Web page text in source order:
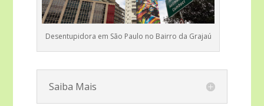
Desentupidora em São Paulo no Bairro da Grajaú
Saiba Mais